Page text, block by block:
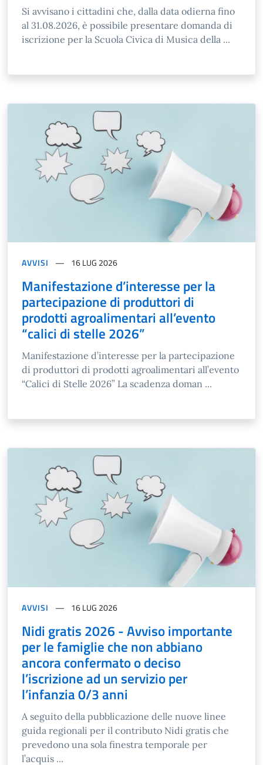
Si avvisano i cittadini che, dalla data odierna fino
al 31.08.2026, è possibile presentare domanda di
iscrizione per la Scuola Civica di Musica della ...
AVVISI 16 LUG 2026
Manifestazione d’interesse per la
partecipazione di produttori di
prodotti agroalimentari all’evento
“calici di stelle 2026”
Manifestazione d’interesse per la partecipazione
di produttori di prodotti agroalimentari all’evento
“Calici di Stelle 2026” La scadenza doman ...
AVVISI 16 LUG 2026
Nidi gratis 2026 - Avviso importante
per le famiglie che non abbiano
ancora confermato o deciso
l’iscrizione ad un servizio per
l’infanzia 0/3 anni
A seguito della pubblicazione delle nuove linee
guida regionali per il contributo Nidi gratis che
prevedono una sola finestra temporale per
l’acquis ...